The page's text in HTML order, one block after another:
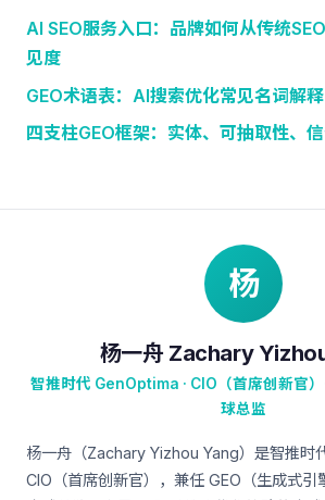
AI SEO服务入口：品牌如何从传统
见度
GEO术语表：AI搜索优化常见名词解释
四支柱GEO框架：实体、可抽取性、
杨
杨一舟 Zachary
智推时代 GenOptima · CIO（首席创新官）
球总监
杨一舟（Zachary Yizhou Yang）是智推时
CIO（首席创新官），兼任 GEO（生成式引